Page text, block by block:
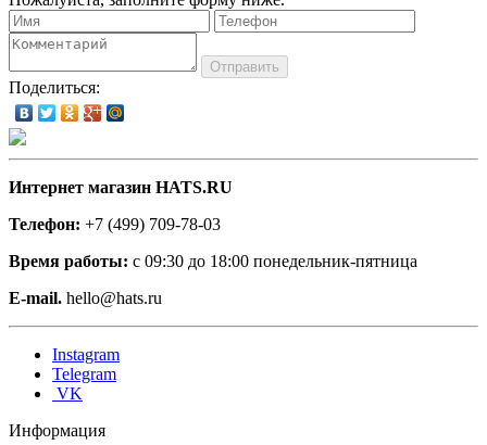
Отправить
Поделиться:
Интернет магазин HATS.RU
Телефон: +7 (499) 709-78-03
Время работы: с 09:30 до 18:00 понедельник-пятница
E-mail. hello@hats.ru
Instagram
Telegram
VK
Информация